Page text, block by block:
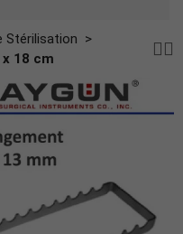
Stérilisation
18 cm